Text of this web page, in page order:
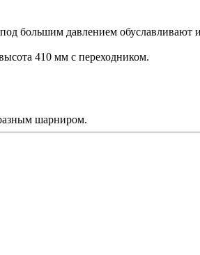
большим давлением
410 мм с переходником.
шарниром.